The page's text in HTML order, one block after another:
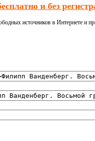
и без
источников в Интернете и